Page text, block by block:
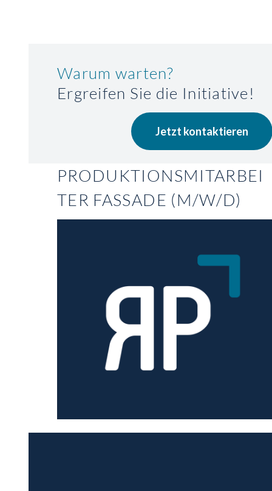
Warum warten?
Ergreifen Sie die Initiative!
Jetzt kontaktieren
PRODUKTIONSMITARBEI
TER FASSADE (M/W/D)